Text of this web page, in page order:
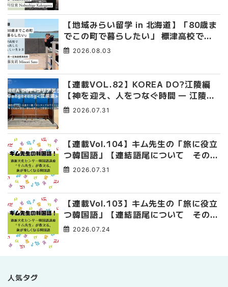
【地域みらい留学 in 北海道】「80歳ま
でこの町で暮らしたい」 標津高校で踏
み出した、私らしい生き方
2026.08.03
【連載VOL.82】KOREA DO?江陵編
【神を迎え、人をつなぐ時間 ― 江陵端
午祭 】
2026.07.31
【連載Vol.104】キム先生の「旅に役立
つ韓国語」【連結語尾について その
4】2026.07.31
【連載Vol.103】キム先生の「旅に役立
つ韓国語」【連結語尾について その
3】2026.07.24
人気タグ